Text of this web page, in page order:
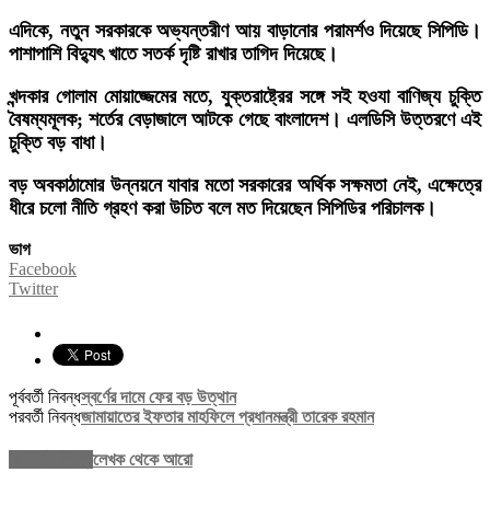
এদিকে, নতুন সরকারকে অভ্যন্তরীণ আয় বাড়ানোর পরামর্শও দিয়েছে সিপিডি।
পাশাপাশি বিদ্যুৎ খাতে সতর্ক দৃষ্টি রাখার তাগিদ দিয়েছে।
খন্দকার গোলাম মোয়াজ্জেমের মতে, যুক্তরাষ্ট্রের সঙ্গে সই হওযা বাণিজ্য চুক্তি
বৈষম্যমূলক; শর্তের বেড়াজালে আটকে গেছে বাংলাদেশ। এলডিসি উত্তরণে এই
চুক্তি বড় বাধা।
বড় অবকাঠামোর উন্নয়নে যাবার মতো সরকারের অর্থিক সক্ষমতা নেই, এক্ষেত্রে
ধীরে চলো নীতি গ্রহণ করা উচিত বলে মত দিয়েছেন সিপিডির পরিচালক।
ভাগ
Facebook
Twitter
পূর্ববর্তী নিবন্ধস্বর্ণের দামে ফের বড় উত্থান
পরবর্তী নিবন্ধজামায়াতের ইফতার মাহফিলে প্রধানমন্ত্রী তারেক রহমান
লেখক থেকে আরো